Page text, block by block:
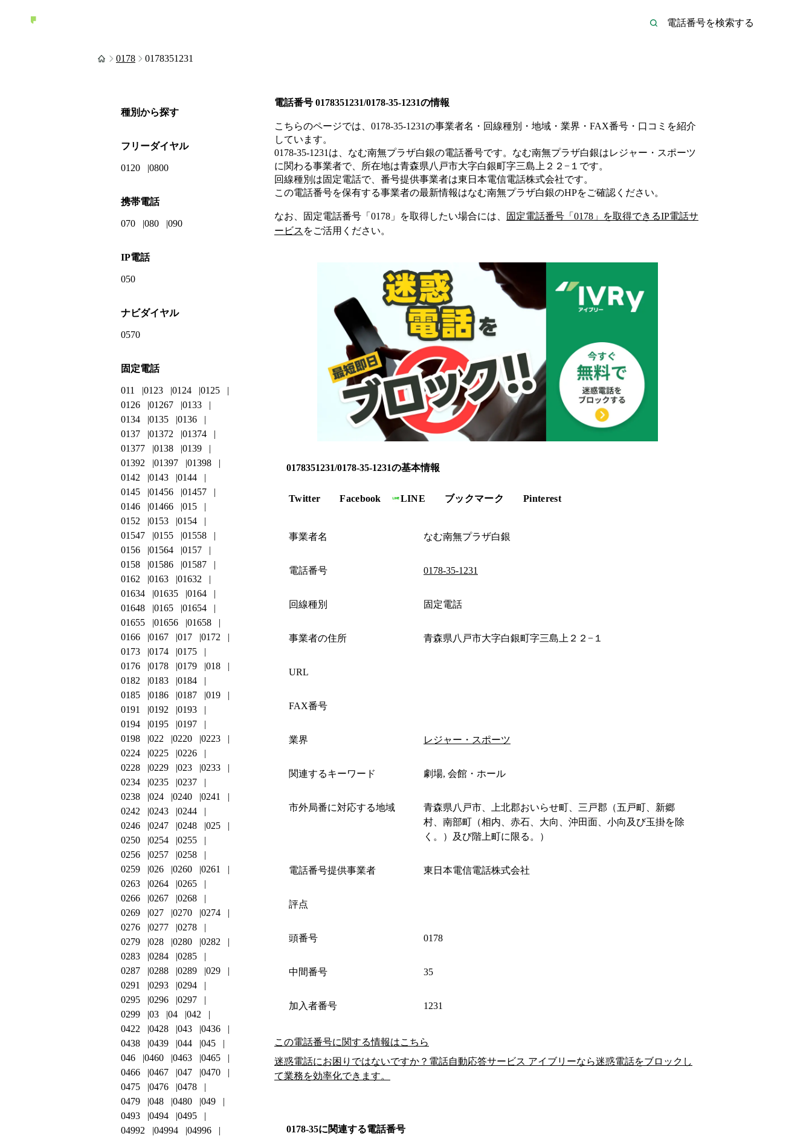
0178 0178351231
電話番号 0178351231/0178-35-1231の情報
こちらのページでは、 0178-35-1231の事業者名・回線種別・地域・業界・FAX番号・口コミを紹介
しています。
0178-35-1231 は、 なむ南無プラザ白銀の電話番号です。 なむ南無プラザ白銀はレジャー・スポーツ
に関わる事業者で、所在地は青森県八戸市大字白銀町字三島上２２−１ です。
回線種別は固定電話で、番号提供事業者は東日本電信電話株式会社です。
この電話番号を保有する事業者の最新情報はなむ南無プラザ白銀のHPをご確認ください。
なお、固定電話番号「 0178 」を取得したい場合には、 固定電話番号「 0178 」を取得できるIP電話サ
ービス をご活用ください。
0178351231/0178-35-1231の基本情報
Twitter Facebook LINE ブックマーク Pinterest
事業者名 なむ南無プラザ白銀
電話番号 0178-35-1231
回線種別 固定電話
事業者の住所 青森県八戸市大字白銀町字三島上２２−１
URL
FAX番号
業界 レジャー・スポーツ
関連するキーワード 劇場, 会館・ホール
市外局番に対応する地域
青森県八戸市、上北郡おいらせ町、三戸郡（五戸町、新郷
村、南部町（相内、赤石、大向、沖田面、小向及び玉掛を除
く。）及び階上町に限る。）
電話番号提供事業者 東日本電信電話株式会社
評点
頭番号 0178
中間番号 35
加入者番号 1231
この電話番号に関する情報はこちら
迷惑電話にお困りではないですか？電話自動応答サービス アイブリーなら迷惑電話をブロックし
て業務を効率化できます。
0178-35に関連する電話番号
種別から探す
フリーダイヤル
0120 0800
携帯電話
070 080 090
IP電話
050
ナビダイヤル
0570
固定電話
011 0123 0124
0125
0126
01267
0133
0134
0135
0136
0137
01372
01374
01377
0138
0139
01392
01397
01398
0142
0143
0144
0145
01456
01457
0146
01466
015
0152
0153
0154
01547
0155
01558
0156
01564
0157
0158
01586
01587
0162
0163
01632
01634
01635
0164
01648
0165
01654
01655
01656
01658
0166
0167 017
0172
0173
0174
0175
0176
0178 0179
018
0182
0183
0184
0185
0186 0187
019
0191
0192
0193
0194
0195
0197
0198
022 0220
0223
0224
0225
0226
0228
0229 023
0233
0234
0235
0237
0238
024 0240
0241
0242
0243
0244
0246
0247 0248
025
0250
0254
0255
0256
0257
0258
0259
026 0260
0261
0263
0264
0265
0266
0267
0268
0269
027 0270
0274
0276
0277
0278
0279
028 0280
0282
0283
0284
0285
0287
0288 0289
029
0291
0293
0294
0295
0296
0297
0299
03 04
042
0422
0428 043
0436
0438
0439 044
045
046
0460 0463
0465
0466
0467 047
0470
0475
0476
0478
0479
048 0480
049
0493
0494
0495
04992
04994
04996